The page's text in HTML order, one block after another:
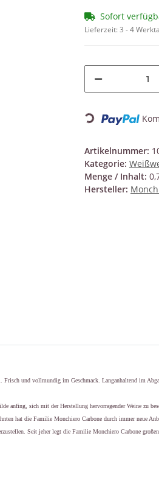
Sofort
Lieferzeit:3 - 4
Loading...
Artikelnummer:
Kategorie:
Menge / Inhalt:
Hersteller:
Frisch und vollmundig im Geschmack. Langanhaltend im
anfing, sich mit der Herstellung hervorragender Weine zu
hat die Familie Monchiero Carbone durch immer
Seit jeher legt die Familie Monchiero Carbone